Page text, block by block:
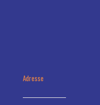
Adresse